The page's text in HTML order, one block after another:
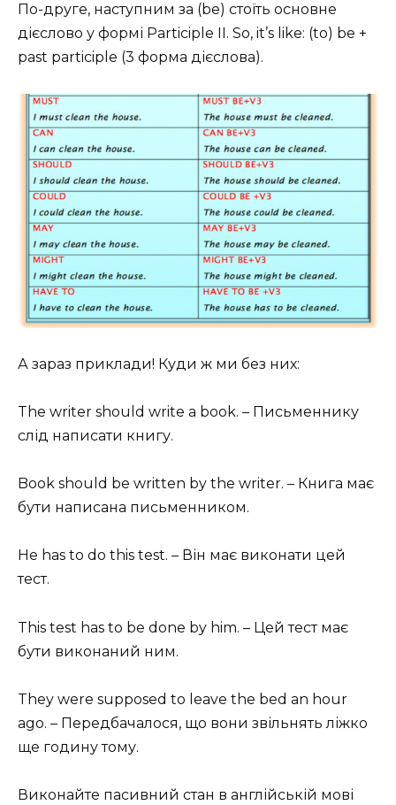
По-друге, наступним за (be) стоїть основне
дієслово у формі Participle II. So, it’s like: (to) be +
past participle (3 форма дієслова).
А зараз приклади! Куди ж ми без них:
The writer should write a book. – Письменнику
слід написати книгу.
Book should be written by the writer. – Книга має
бути написана письменником.
He has to do this test. – Він має виконати цей
тест.
This test has to be done by him. – Цей тест має
бути виконаний ним.
They were supposed to leave the bed an hour
ago. – Передбачалося, що вони звільнять ліжко
ще годину тому.
Виконайте пасивний стан в англійській мові